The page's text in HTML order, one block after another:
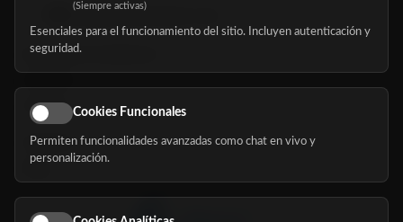
hola@mundomayor.com
Buscador de residencias
Eventos
Nosotros
(Siempre activas)
Esenciales para el funcionamiento del sitio. Incluyen autenticación y
seguridad.
Cookies Funcionales
Permiten funcionalidades avanzadas como chat en vivo y
personalización.